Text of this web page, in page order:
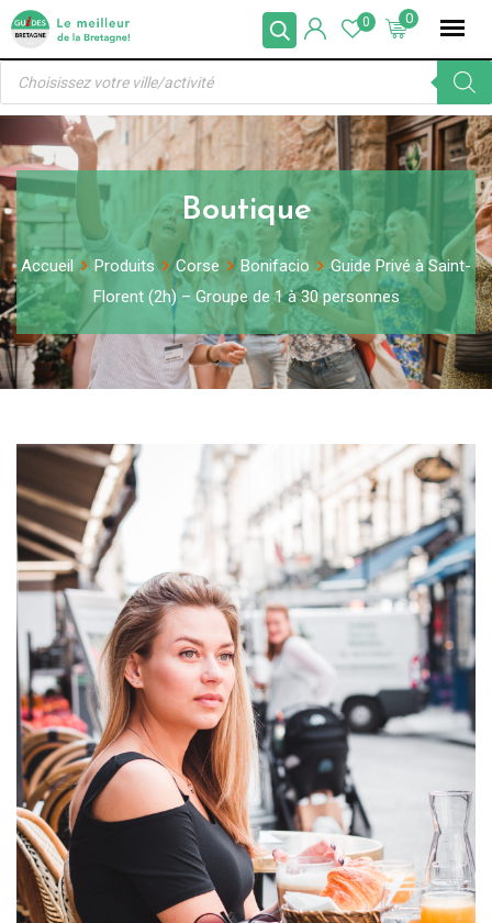
Skip
content
0
0
Recherche
produits
Boutique
Accueil Produits Corse Bonifacio
Guide Privé à Saint-
Florent (2h) – Groupe de 1 à 30 personnes